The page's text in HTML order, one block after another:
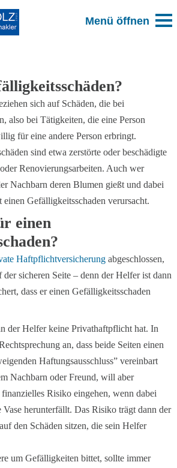
sich auf Schäden, die bei
also bei Tätigkeiten, die eine Person
für eine andere Person erbringt.
sind etwa zerstörte oder beschädigte
Renovierungsarbeiten. Auch wer
Nachbarn deren Blumen gießt und dabei
einen Gefälligkeitsschaden verursacht.
einen
Haftpflichtversicherung abgeschlossen,
sicheren Seite – denn der Helfer ist dann
dass er einen Gefälligkeitsschaden
der Helfer keine Privathaftpflicht hat. In
an, dass beide Seiten einen
Haftungsausschluss” vereinbart
Nachbarn oder Freund, will aber
Risiko eingehen, wenn dabei
herunterfällt. Das Risiko trägt dann der
den Schäden sitzen, die sein Helfer
um Gefälligkeiten bittet, sollte immer